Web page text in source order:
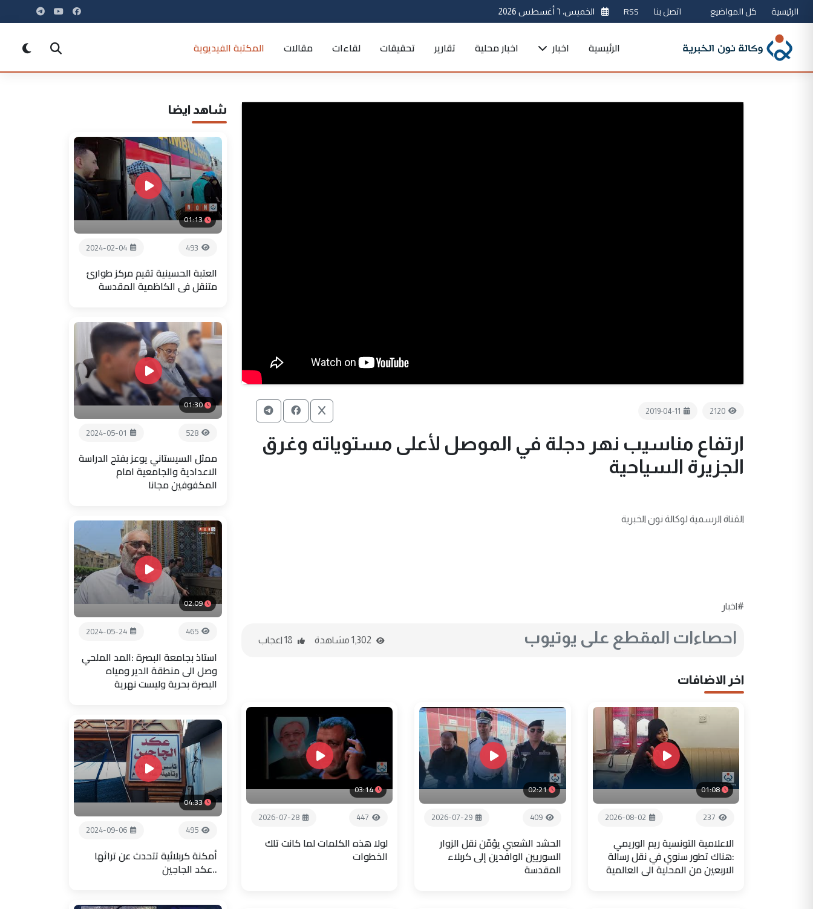
الرئيسية كل المواضيع اتصل بنا RSS الخميس، ٦ أغسطس 2026
الرئيسية اخبار اخبار محلية تقارير تحقيقات لقاءات مقالات المكتبة الفيديوية
2120
2019-04-11
ارتفاع مناسيب نهر دجلة في الموصل لأعلى مستوياته وغرق
الجزيرة السياحية
القناة الرسمية لوكالة نون الخبرية
#اخبار
احصاءات المقطع على يوتيوب
اخر الاضافات
01:08
237
2026-08-02
الاعلامية التونسية ريم الوريمي
:هناك تطور سنوي في نقل رسالة
الاربعين من المحلية الى العالمية
02:21
409
2026-07-29
الحشد الشعبي يؤمّن نقل الزوار
السوريين الوافدين إلى كربلاء
المقدسة
03:14
447
2026-07-28
لولا هذه الكلمات لما كانت تلك
الخطوات
شاهد ايضا
01:13
493
2024-02-04
العتبة الحسينية تقيم مركز طوارئ
متنقل في الكاظمية المقدسة
01:30
528
2024-05-01
ممثل السيستاني يوعز بفتح الدراسة
الاعدادية والجامعية امام
المكفوفين مجانا
02:09
465
2024-05-24
استاذ بجامعة البصرة :المد الملحي
وصل الى منطقة الدير ومياه
البصرة بحرية وليست نهرية
04:33
495
2024-09-06
أمكنة كربلائية تتحدث عن تراثها
..عكد الجاجين